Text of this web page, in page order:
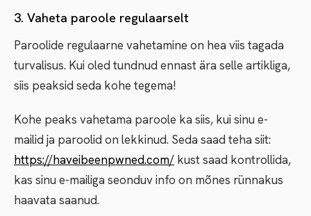
3. Vaheta paroole regulaarselt
Paroolide regulaarne vahetamine on hea viis tagada
turvalisus. Kui oled tundnud ennast ära selle artikliga,
siis peaksid seda kohe tegema!
Kohe peaks vahetama paroole ka siis, kui sinu e-
mailid ja paroolid on lekkinud. Seda saad teha siit:
https://haveibeenpwned.com/ kust saad kontrollida,
kas sinu e-mailiga seonduv info on mõnes rünnakus
haavata saanud.